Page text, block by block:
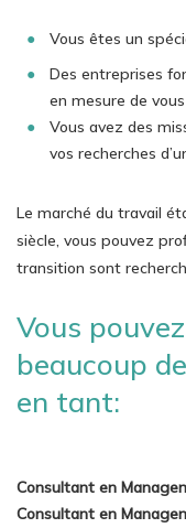
Vous êtes un
Des entreprises
en mesure de
Vous avez des
vos recherches
Le marché du travail
siècle, vous pouvez
transition sont
Vous
beaucoup
en tant:
Consultant en
Consultant en